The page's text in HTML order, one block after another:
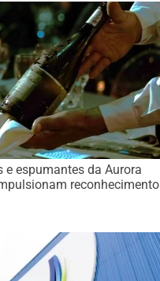
e espumantes da Aurora
reconhecimento